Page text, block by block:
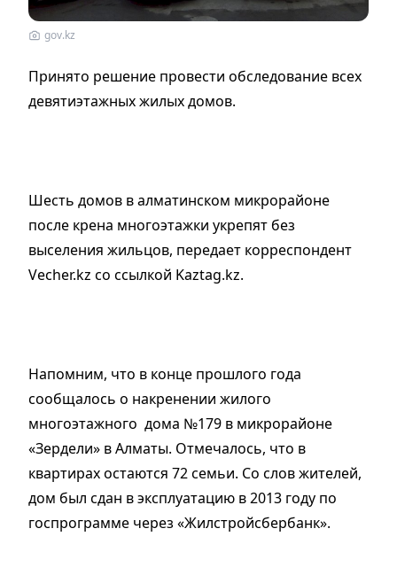
gov.kz
Принято решение провести обследование всех
девятиэтажных жилых домов.
Шесть домов в алматинском микрорайоне
после крена многоэтажки укрепят без
выселения жильцов, передает корреспондент
Vecher.kz со ссылкой Kaztag.kz.
Напомним, что в конце прошлого года
сообщалось о накренении жилого
многоэтажного дома №179 в микрорайоне
«Зердели» в Алматы. Отмечалось, что в
квартирах остаются 72 семьи. Со слов жителей,
дом был сдан в эксплуатацию в 2013 году по
госпрограмме через «Жилстройсбербанк».